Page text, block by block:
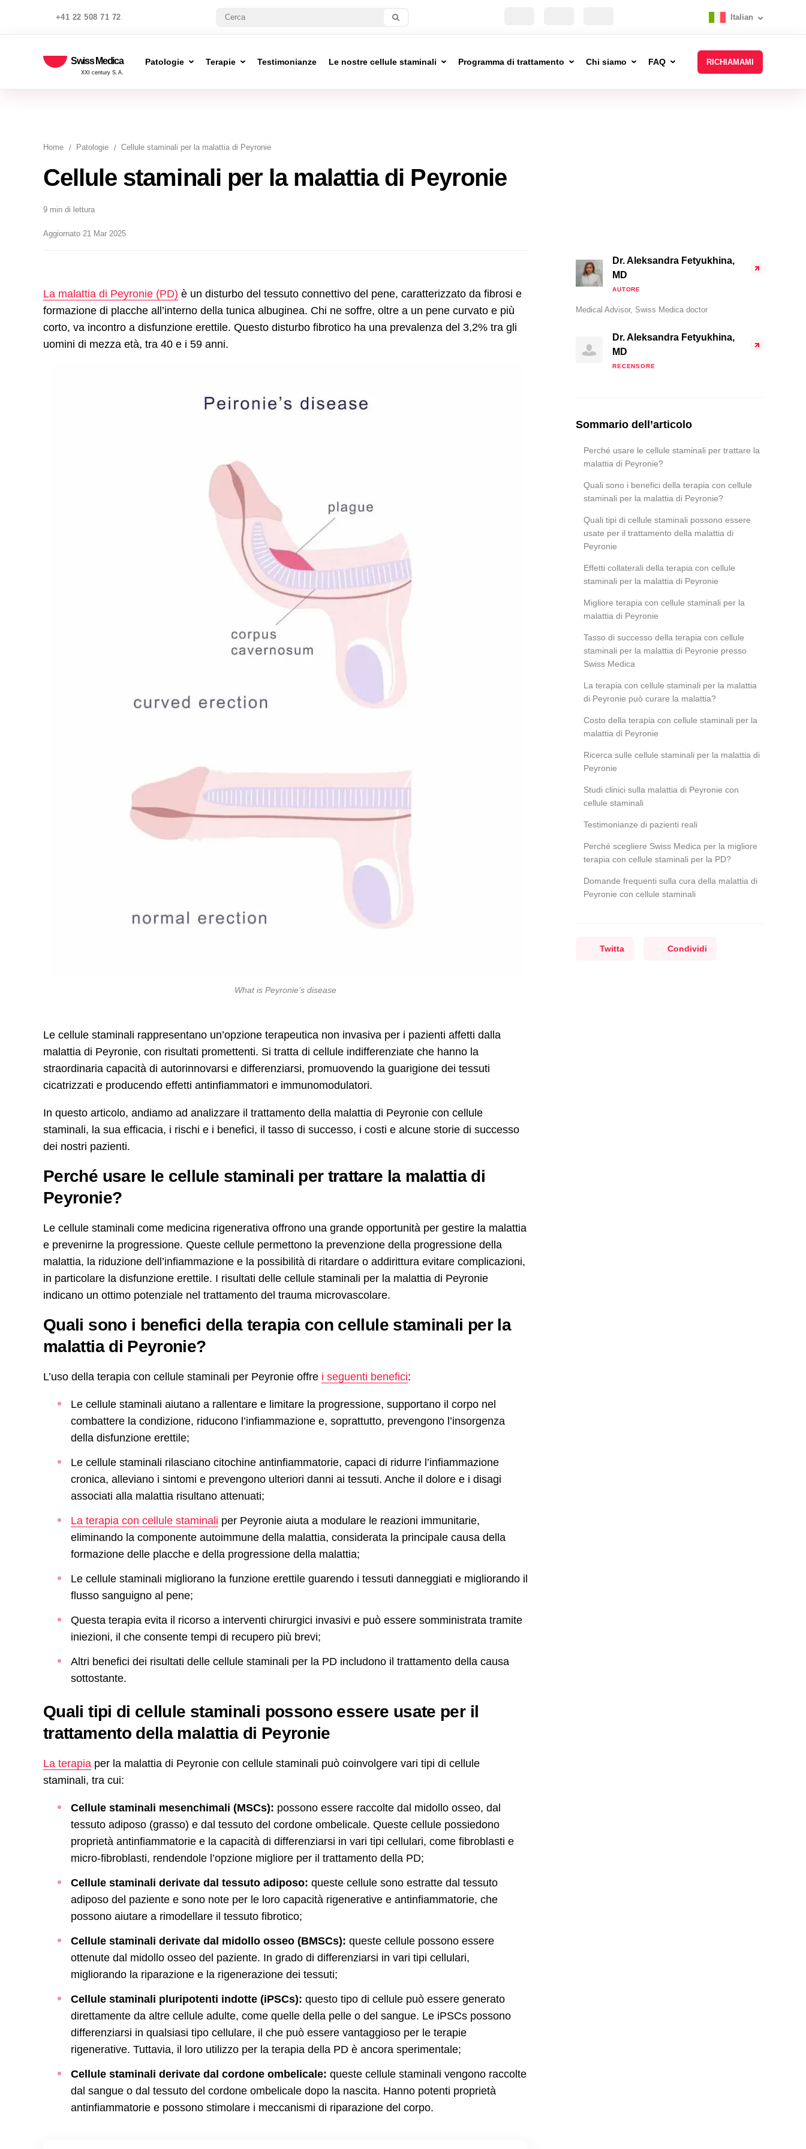
+41 22 508 71 72 Italian
Swiss Medica
XXI century S.A.
Patologie Terapie Testimonianze Le nostre cellule staminali Programma di trattamento Chi siamo FAQ RICHIAMAMI
Home Patologie Cellule staminali per la malattia di Peyronie
Cellule staminali per la malattia di Peyronie
9 min di lettura
Aggiornato 21 Mar 2025
La malattia di Peyronie (PD) è un disturbo del tessuto connettivo del pene, caratterizzato da fibrosi e
formazione di placche all’interno della tunica albuginea. Chi ne soffre, oltre a un pene curvato e più
corto, va incontro a disfunzione erettile. Questo disturbo fibrotico ha una prevalenza del 3,2% tra gli
uomini di mezza età, tra 40 e i 59 anni.
What is Peyronie’s disease
Le cellule staminali rappresentano un’opzione terapeutica non invasiva per i pazienti affetti dalla
malattia di Peyronie, con risultati promettenti. Si tratta di cellule indifferenziate che hanno la
straordinaria capacità di autorinnovarsi e differenziarsi, promuovendo la guarigione dei tessuti
cicatrizzati e producendo effetti antinfiammatori e immunomodulatori.
In questo articolo, andiamo ad analizzare il trattamento della malattia di Peyronie con cellule
staminali, la sua efficacia, i rischi e i benefici, il tasso di successo, i costi e alcune storie di successo
dei nostri pazienti.
Perché usare le cellule staminali per trattare la malattia di
Peyronie?
Le cellule staminali come medicina rigenerativa offrono una grande opportunità per gestire la malattia
e prevenirne la progressione. Queste cellule permettono la prevenzione della progressione della
malattia, la riduzione dell’infiammazione e la possibilità di ritardare o addirittura evitare complicazioni,
in particolare la disfunzione erettile. I risultati delle cellule staminali per la malattia di Peyronie
indicano un ottimo potenziale nel trattamento del trauma microvascolare.
Quali sono i benefici della terapia con cellule staminali per la
malattia di Peyronie?
L’uso della terapia con cellule staminali per Peyronie offre i seguenti benefici:
Le cellule staminali aiutano a rallentare e limitare la progressione, supportano il corpo nel
combattere la condizione, riducono l’infiammazione e, soprattutto, prevengono l’insorgenza
della disfunzione erettile;
Le cellule staminali rilasciano citochine antinfiammatorie, capaci di ridurre l’infiammazione
cronica, alleviano i sintomi e prevengono ulteriori danni ai tessuti. Anche il dolore e i disagi
associati alla malattia risultano attenuati;
La terapia con cellule staminali per Peyronie aiuta a modulare le reazioni immunitarie,
eliminando la componente autoimmune della malattia, considerata la principale causa della
formazione delle placche e della progressione della malattia;
Le cellule staminali migliorano la funzione erettile guarendo i tessuti danneggiati e migliorando il
flusso sanguigno al pene;
Questa terapia evita il ricorso a interventi chirurgici invasivi e può essere somministrata tramite
iniezioni, il che consente tempi di recupero più brevi;
Altri benefici dei risultati delle cellule staminali per la PD includono il trattamento della causa
sottostante.
Quali tipi di cellule staminali possono essere usate per il
trattamento della malattia di Peyronie
La terapia per la malattia di Peyronie con cellule staminali può coinvolgere vari tipi di cellule
staminali, tra cui:
Cellule staminali mesenchimali (MSCs): possono essere raccolte dal midollo osseo, dal
tessuto adiposo (grasso) e dal tessuto del cordone ombelicale. Queste cellule possiedono
proprietà antinfiammatorie e la capacità di differenziarsi in vari tipi cellulari, come fibroblasti e
micro-fibroblasti, rendendole l’opzione migliore per il trattamento della PD;
Cellule staminali derivate dal tessuto adiposo: queste cellule sono estratte dal tessuto
adiposo del paziente e sono note per le loro capacità rigenerative e antinfiammatorie, che
possono aiutare a rimodellare il tessuto fibrotico;
Cellule staminali derivate dal midollo osseo (BMSCs): queste cellule possono essere
ottenute dal midollo osseo del paziente. In grado di differenziarsi in vari tipi cellulari,
migliorando la riparazione e la rigenerazione dei tessuti;
Cellule staminali pluripotenti indotte (iPSCs): questo tipo di cellule può essere generato
direttamente da altre cellule adulte, come quelle della pelle o del sangue. Le iPSCs possono
differenziarsi in qualsiasi tipo cellulare, il che può essere vantaggioso per le terapie
rigenerative. Tuttavia, il loro utilizzo per la terapia della PD è ancora sperimentale;
Cellule staminali derivate dal cordone ombelicale: queste cellule staminali vengono raccolte
dal sangue o dal tessuto del cordone ombelicale dopo la nascita. Hanno potenti proprietà
antinfiammatorie e possono stimolare i meccanismi di riparazione del corpo.
Dr. Aleksandra Fetyukhina,
MD
AUTORE
Medical Advisor, Swiss Medica doctor
Dr. Aleksandra Fetyukhina,
MD
RECENSORE
Sommario dell’articolo
Perché usare le cellule staminali per trattare la
malattia di Peyronie?
Quali sono i benefici della terapia con cellule
staminali per la malattia di Peyronie?
Quali tipi di cellule staminali possono essere
usate per il trattamento della malattia di
Peyronie
Effetti collaterali della terapia con cellule
staminali per la malattia di Peyronie
Migliore terapia con cellule staminali per la
malattia di Peyronie
Tasso di successo della terapia con cellule
staminali per la malattia di Peyronie presso
Swiss Medica
La terapia con cellule staminali per la malattia
di Peyronie può curare la malattia?
Costo della terapia con cellule staminali per la
malattia di Peyronie
Ricerca sulle cellule staminali per la malattia di
Peyronie
Studi clinici sulla malattia di Peyronie con
cellule staminali
Testimonianze di pazienti reali
Perché scegliere Swiss Medica per la migliore
terapia con cellule staminali per la PD?
Domande frequenti sulla cura della malattia di
Peyronie con cellule staminali
Twitta Condividi